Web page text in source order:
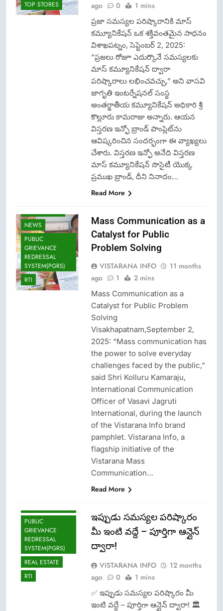
TOP STORES
ago
0 1 mins
ప్రజా సమస్యల పరిష్కారానికి మాస్
కమ్యూనికేషన్ ఒక శక్తివంతమైన సాధనం
విశాఖపట్నం, సెప్టెంబర్ 2, 2025:
“ప్రజలు రోజూ ఎదుర్కొనే సమస్యలకు
మాస్ కమ్యూనికేషన్ ద్వారా
పరిష్కారాలు లభించవచ్చు,” అని వాసవి
జాగృతి ఇంటర్నేషనల్ సంస్థ
అంతర్జాతీయ కమ్యూనికేషన్ అధికారి శ్రీ
కొల్లూరు కామరాజు అన్నారు. ఆయన
విస్తరణ ఇన్ఫో బ్రాండ్ పాంప్లెట్‌ను
ఆవిష్కరించిన సందర్భంగా ఈ వ్యాఖ్యలు
చేశారు. విస్తరణ ఇన్ఫో అనేది విస్తరణ
మాస్ కమ్యూనికేషన్ సొసైటీ యొక్క
ప్రముఖ బ్రాండ్, దీని నినాదం…
Read More
NEWS
PUBLIC
GRIEVANCE
REDRESSAL
SYSTEM(PGRS)
RTI
Mass Communication as a
Catalyst for Public
Problem Solving
VISTARANA INFO
11 months
ago
1 2 mins
Mass Communication as a
Catalyst for Public Problem
Solving
Visakhapatnam,September 2,
2025: “Mass communication has
the power to solve everyday
challenges faced by the public,”
said Shri Kolluru Kamaraju,
International Communication
Officer of Vasavi Jagruti
International, during the launch
of the Vistarana Info brand
pamphlet. Vistarana Info, a
flagship initiative of the
Vistarana Mass
Communication…
Read More
CISF-SECURITY
PUBLIC
GRIEVANCE
REDRESSAL
SYSTEM(PGRS)
REAL ESTATE
RTI
ఇప్పుడు సమస్యల పరిష్కారం
మీ ఇంటి వద్దే – పూర్తిగా ఆన్లైన్
ద్వారా!
VISTARANA INFO
12 months
ago
0 1 mins
✅ ఇప్పుడు సమస్యల పరిష్కారం మీ
ఇంటి వద్దే – పూర్తిగా ఆన్లైన్ ద్వారా! 🏛️
CISF-SECURITY
CRIME NEW
DGP-CENTRAL
GOVT-GOVT OF